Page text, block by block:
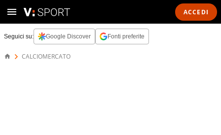
ACCEDI
Seguici su: Google Discover Fonti preferite
CALCIOMERCATO